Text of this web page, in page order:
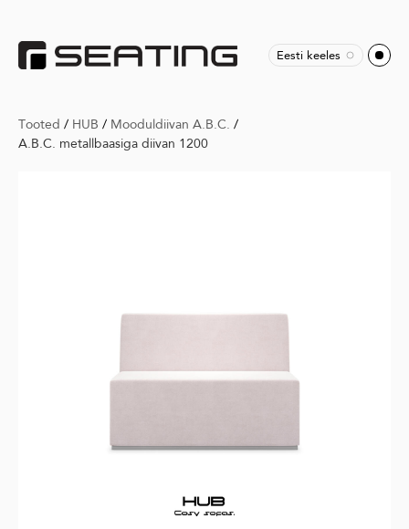
Eesti keeles
Tooted / HUB / Mooduldiivan A.B.C. /
A.B.C. metallbaasiga diivan 1200